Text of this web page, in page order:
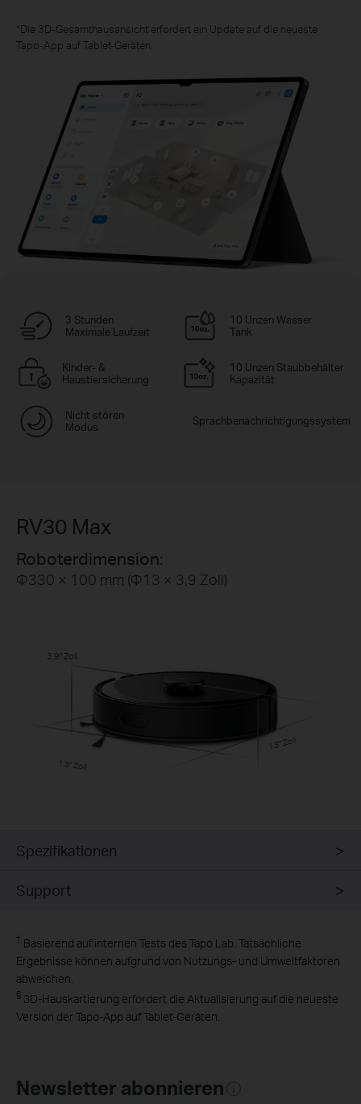
*Die 3D-Gesamthausansicht erfordert ein Update auf die neueste
Tapo-App auf Tablet-Geräten.
3 Stunden
Maximale Laufzeit
10 Unzen Wasser
Tank
Kinder- &
Haustiersicherung
10 Unzen Staubbehälter
Kapazität
Nicht stören
Modus
Sprachbenachrichtigungssystem
RV30 Max
Roboterdimension:
Φ330 × 100 mm (Φ13 × 3,9 Zoll)
3,9" Zoll
13" Zoll
13" Zoll
Spezifikationen
Support
† Basierend auf internen Tests des Tapo Lab. Tatsächliche
Ergebnisse können aufgrund von Nutzungs- und Umweltfaktoren
abweichen.
§ 3D-Hauskartierung erfordert die Aktualisierung auf die neueste
Version der Tapo-App auf Tablet-Geräten.
Newsletter abonnieren